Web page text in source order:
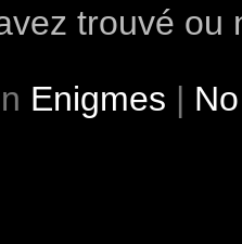
trouvé ou
Enigmes |